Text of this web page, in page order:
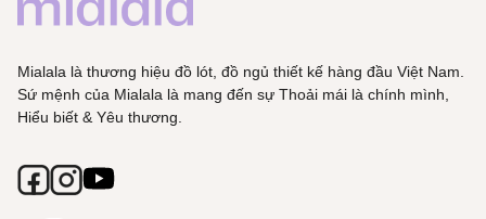
Mialala là thương hiệu đồ lót, đồ ngủ thiết kế hàng đầu Việt Nam.
Sứ mệnh của Mialala là mang đến sự Thoải mái là chính mình,
Hiểu biết & Yêu thương.